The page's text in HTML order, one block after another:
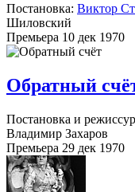
Постановка: Виктор
Шиловский
Премьера 10 дек 1970
Обратный
Постановка и
Владимир Захаров
Премьера 29 дек 1970